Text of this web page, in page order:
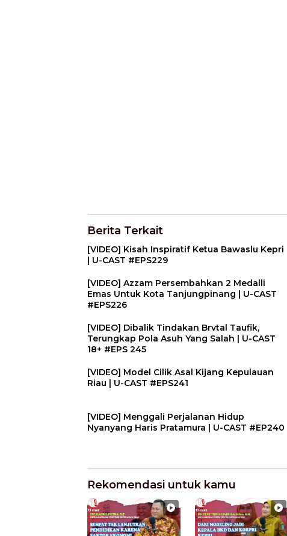
Berita Terkait
[VIDEO] Kisah Inspiratif Ketua Bawaslu Kepri
| U-CAST #EPS229
[VIDEO] Azzam Persembahkan 2 Medalli
Emas Untuk Kota Tanjungpinang | U-CAST
#EPS226
[VIDEO] Dibalik Tindakan Brvtal Taufik,
Terungkap Pola Asuh Yang Salah | U-CAST
18+ #EPS 245
[VIDEO] Model Cilik Asal Kijang Kepulauan
Riau | U-CAST #EPS241
[VIDEO] Menggali Perjalanan Hidup
Nyanyang Haris Pratamura | U-CAST #EP240
Rekomendasi untuk kamu